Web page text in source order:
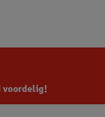
voordelig!